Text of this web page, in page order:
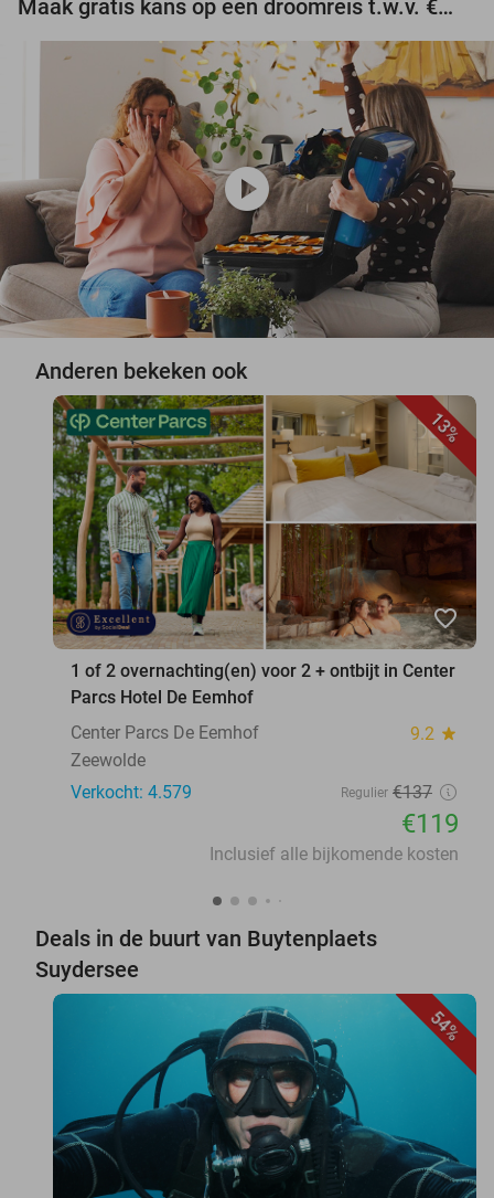
Maak gratis kans op een droomreis t.w.v. €3.000!
play_circle
Anderen bekeken ook
13%
favorite_border
1 of 2 overnachting(en) voor 2 + ontbijt in Center
Parcs Hotel De Eemhof
Center Parcs De Eemhof
9.2 star
Zeewolde
Verkocht: 4.579
Regulier €137
€119
Inclusief alle bijkomende kosten
Deals in de buurt van Buytenplaets
Suydersee
54%